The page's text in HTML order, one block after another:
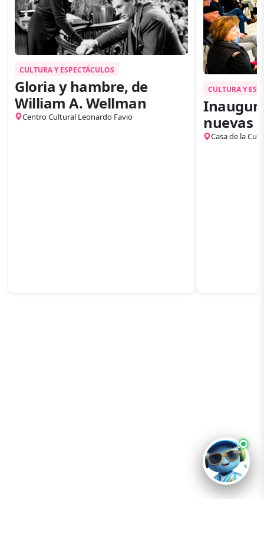
CULTURA Y ESPECTÁCULOS
Gloria y hambre, de
William A. Wellman
Centro Cultural Leonardo Favio
CULTURA Y
nuevas
Casa de la